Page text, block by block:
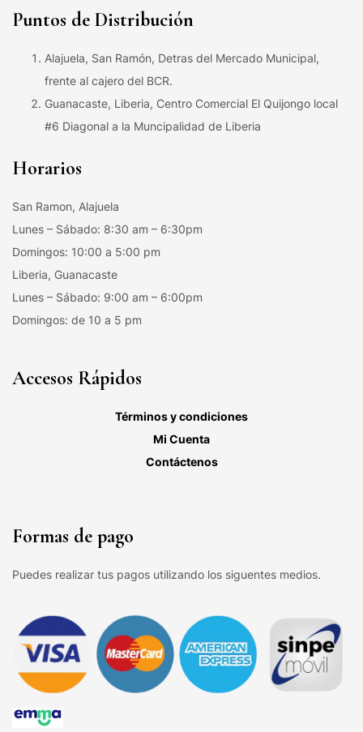
Puntos de Distribución
Alajuela, San Ramón, Detras del Mercado Municipal,
frente al cajero del BCR.
Guanacaste, Liberia, Centro Comercial El Quijongo local
#6 Diagonal a la Muncipalidad de Liberia
Horarios
San Ramon, Alajuela
Lunes – Sábado: 8:30 am – 6:30pm
Domingos: 10:00 a 5:00 pm
Liberia, Guanacaste
Lunes – Sábado: 9:00 am – 6:00pm
Domingos: de 10 a 5 pm
Accesos Rápidos
Términos y condiciones
Mi Cuenta
Contáctenos
Formas de pago
Puedes realizar tus pagos utilizando los siguentes medios.